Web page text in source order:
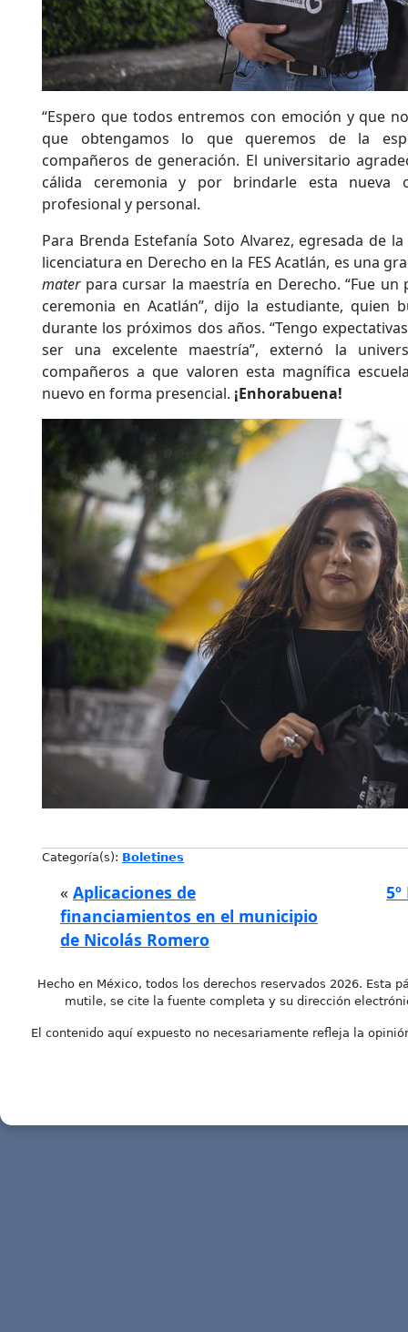
“Espero que todos entremos con emoción y que
que obtengamos lo que queremos de la
compañeros de generación. El universitario
cálida ceremonia y por brindarle esta nueva
profesional y personal.
Para Brenda Estefanía Soto Alvarez, egresada de
licenciatura en Derecho en la FES Acatlán, es una
mater para cursar la maestría en Derecho. “Fue
ceremonia en Acatlán”, dijo la estudiante, quien
durante los próximos dos años. “Tengo
ser una excelente maestría”, externó la
compañeros a que valoren esta magnífica
nuevo en forma presencial. ¡Enhorabuena!
Categoría(s): Boletines
« Aplicaciones de
financiamientos en el municipio
de Nicolás Romero
Hecho en México, todos los derechos reservados 2026. Esta
mutile, se cite la fuente completa y su dirección
El contenido aquí expuesto no necesariamente refleja la